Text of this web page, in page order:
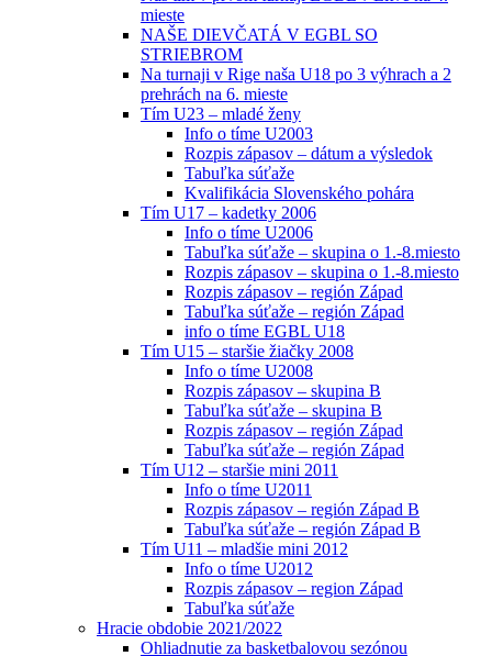
mieste
NAŠE DIEVČATÁ V EGBL SO
STRIEBROM
Na turnaji v Rige naša U18 po 3 výhrach a 2
prehrách na 6. mieste
Tím U23 – mladé ženy
Info o tíme U2003
Rozpis zápasov – dátum a výsledok
Tabuľka súťaže
Kvalifikácia Slovenského pohára
Tím U17 – kadetky 2006
Info o tíme U2006
Tabuľka súťaže – skupina o 1.-8.miesto
Rozpis zápasov – skupina o 1.-8.miesto
Rozpis zápasov – región Západ
Tabuľka súťaže – región Západ
info o tíme EGBL U18
Tím U15 – staršie žiačky 2008
Info o tíme U2008
Rozpis zápasov – skupina B
Tabuľka súťaže – skupina B
Rozpis zápasov – región Západ
Tabuľka súťaže – región Západ
Tím U12 – staršie mini 2011
Info o tíme U2011
Rozpis zápasov – región Západ B
Tabuľka súťaže – región Západ B
Tím U11 – mladšie mini 2012
Info o tíme U2012
Rozpis zápasov – region Západ
Tabuľka súťaže
Hracie obdobie 2021/2022
Ohliadnutie za basketbalovou sezónou